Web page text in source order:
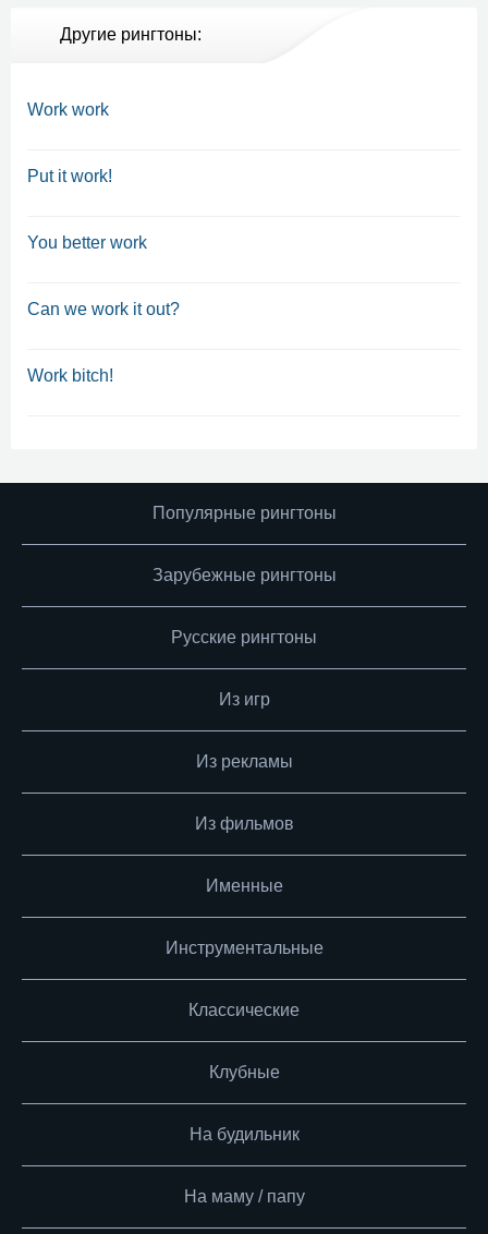
Другие рингтоны:
Work work
Put it work!
You better work
Can we work it out?
Work bitch!
Популярные рингтоны
Зарубежные рингтоны
Русские рингтоны
Из игр
Из рекламы
Из фильмов
Именные
Инструментальные
Классические
Клубные
На будильник
На маму / папу